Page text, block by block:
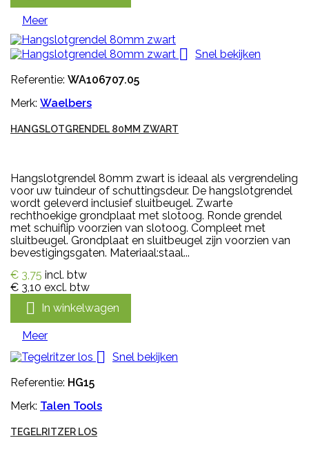
Meer

Snel bekijken
Referentie: WA106707.05
Merk: Waelbers
HANGSLOTGRENDEL 80MM ZWART
Hangslotgrendel 80mm zwart is ideaal als vergrendeling
voor uw tuindeur of schuttingsdeur. De hangslotgrendel
wordt geleverd inclusief sluitbeugel. Zwarte
rechthoekige grondplaat met slotoog. Ronde grendel
met schuiflip voorzien van slotoog. Compleet met
sluitbeugel. Grondplaat en sluitbeugel zijn voorzien van
bevestigingsgaten. Materiaal:staal...
€ 3,75 incl. btw
€ 3,10 excl. btw
 In winkelwagen
Meer

Snel bekijken
Referentie: HG15
Merk: Talen Tools
TEGELRITZER LOS